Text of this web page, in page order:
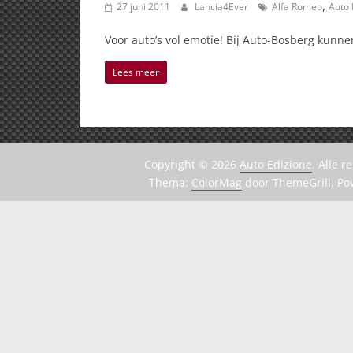
27 juni 2011
Lancia4Ever Alfa Romeo, Auto
Voor auto’s vol emotie! Bij Auto-Bosberg
Lees meer
Copyright © 2026 Auto Edizione. Alle
Thema: ColorMag door ThemeGrill.